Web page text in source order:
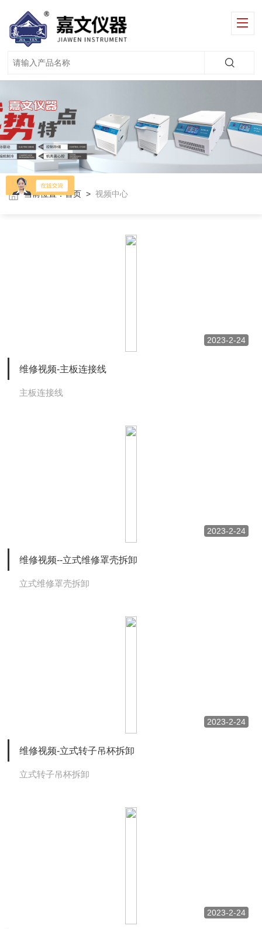
当前位置：首页 >视频中心
2023-2-24
维修视频-主板连接线
主板连接线
2023-2-24
维修视频--立式维修罩壳拆卸
立式维修罩壳拆卸
2023-2-24
维修视频-立式转子吊杯拆卸
立式转子吊杯拆卸
2023-2-24